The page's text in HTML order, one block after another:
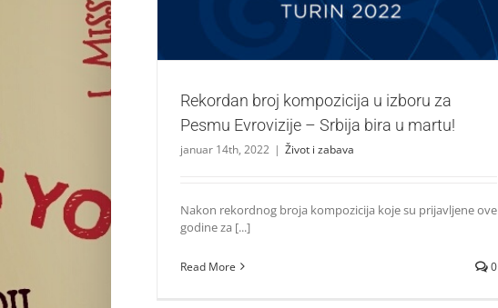
Rekordan broj kompozicija u izboru za
Pesmu Evrovizije – Srbija bira u martu!
januar 14th, 2022 | Život i zabava
Nakon rekordnog broja kompozicija koje su prijavljene ove
godine za [...]
Read More 0